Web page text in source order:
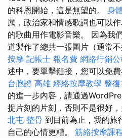
的科恩開始，這是無望的。 身
厲，政治家和情感歌詞也可以
的歌曲用作電影音樂。 因為我
道製作了總共一張圖片（通常
按摩 記帳士 報名費 網路行銷公
述中，要單擊鏈接，您可以免
台胞證 高雄 經絡按摩教學 整
的進一步內容，請通過
捉片刻的片刻，否則不是很好
北屯 整骨 到目前為止，我的旅
自己的心情更糟。 筋絡按摩課